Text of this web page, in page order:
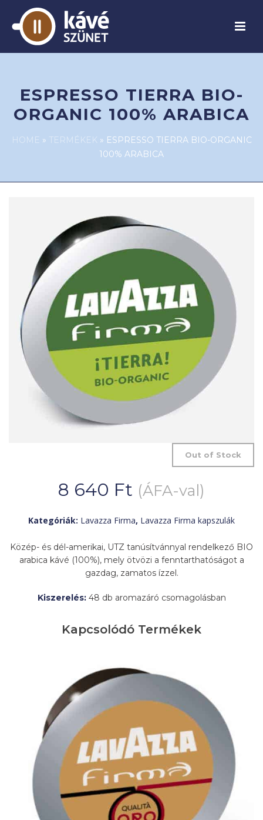
ESPRESSO TIERRA BIO-
ORGANIC 100% ARABICA
HOME » TERMÉKEK » ESPRESSO TIERRA BIO-ORGANIC
100% ARABICA
Out of Stock
8 640 Ft (ÁFA-val)
Kategóriák: Lavazza Firma, Lavazza Firma kapszulák
Közép- és dél-amerikai, UTZ tanúsítvánnyal rendelkező BIO
arabica kávé (100%), mely ötvözi a fenntarthatóságot a
gazdag, zamatos ízzel.
Kiszerelés:48 db aromazáró csomagolásban
Kapcsolódó Termékek